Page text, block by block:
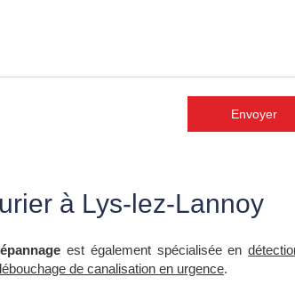
Envoyer
à Lys-lez-Lannoy
est également spécialisée en
de canalisation en urgence.